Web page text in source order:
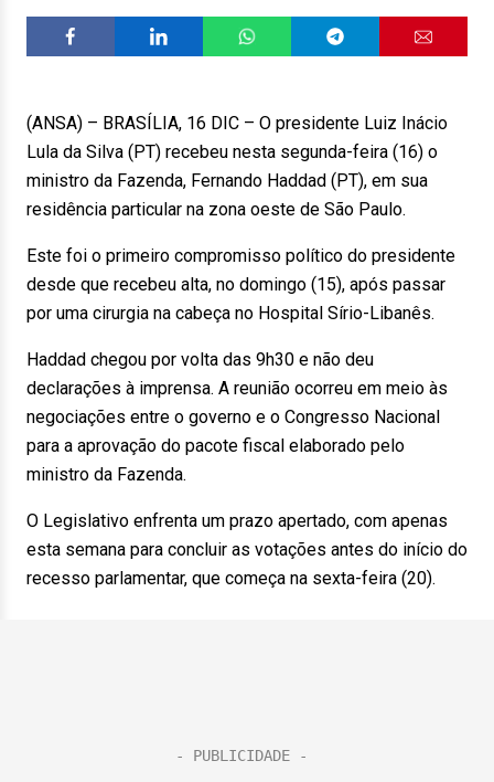
(ANSA) – BRASÍLIA, 16 DIC – O presidente Luiz Inácio
Lula da Silva (PT) recebeu nesta segunda-feira (16) o
ministro da Fazenda, Fernando Haddad (PT), em sua
residência particular na zona oeste de São Paulo.
Este foi o primeiro compromisso político do presidente
desde que recebeu alta, no domingo (15), após passar
por uma cirurgia na cabeça no Hospital Sírio-Libanês.
Haddad chegou por volta das 9h30 e não deu
declarações à imprensa. A reunião ocorreu em meio às
negociações entre o governo e o Congresso Nacional
para a aprovação do pacote fiscal elaborado pelo
ministro da Fazenda.
O Legislativo enfrenta um prazo apertado, com apenas
esta semana para concluir as votações antes do início do
recesso parlamentar, que começa na sexta-feira (20).